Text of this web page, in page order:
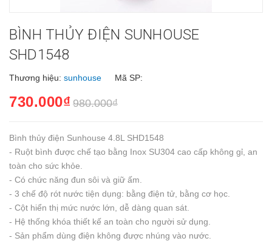
BÌNH THỦY ĐIỆN SUNHOUSE
SHD1548
Thương hiệu: sunhouse Mã SP:
730.000₫ 980.000₫
Bình thủy điện Sunhouse 4.8L SHD1548
- Ruột bình được chế tạo bằng Inox SU304 cao cấp không gỉ, an
toàn cho sức khỏe.
- Có chức năng đun sôi và giữ ấm.
- 3 chế độ rót nước tiện dụng: bằng điện tử, bằng cơ học.
- Cột hiển thị mức nước lớn, dễ dàng quan sát.
- Hệ thống khóa thiết kế an toàn cho người sử dụng.
- Sản phẩm dùng điện không được nhúng vào nước.